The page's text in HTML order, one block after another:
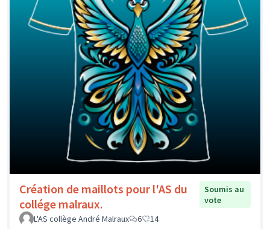
Création de maillots pour l'AS du
collége malraux.
Soumis au
vote
L'AS collège André Malraux
6 14